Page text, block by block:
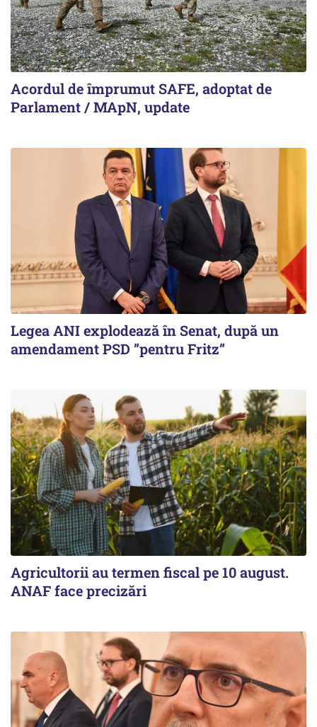
Acordul de împrumut SAFE, adoptat de
Parlament / MApN, update
Legea ANI explodează în Senat, după un
amendament PSD ”pentru Fritz”
Agricultorii au termen fiscal pe 10 august.
ANAF face precizări